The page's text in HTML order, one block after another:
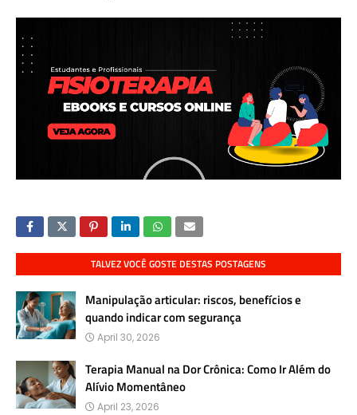
TALVEZ VOCÊ GOSTE DESTAS POSTAGENS
Manipulação articular: riscos, benefícios e
quando indicar com segurança
April 30, 2026
Terapia Manual na Dor Crônica: Como Ir Além do
Alívio Momentâneo
April 23, 2026